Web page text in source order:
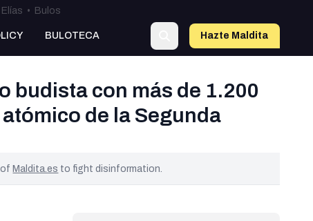
• Bulos
BULOTECA Hazte Maldita
budista con más de 1.200
de la Segunda
ofMaldita.es to fight disinformation.